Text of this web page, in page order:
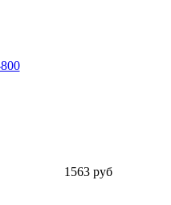
1563 руб